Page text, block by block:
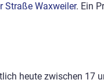
Straße Waxweiler. Ein
heute zwischen 17